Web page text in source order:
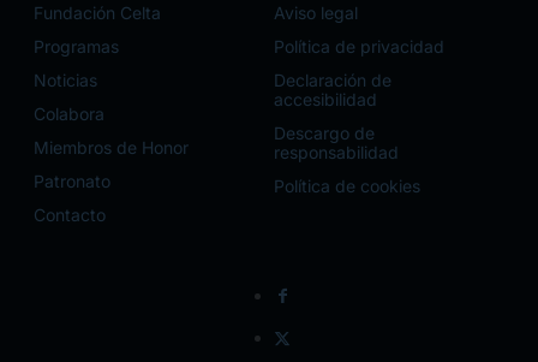
Fundación Celta
Programas
Noticias
Colabora
Miembros de Honor
Patronato
Contacto
Aviso legal
Política de privacidad
Declaración de
accesibilidad
Descargo de
responsabilidad
Política de cookies